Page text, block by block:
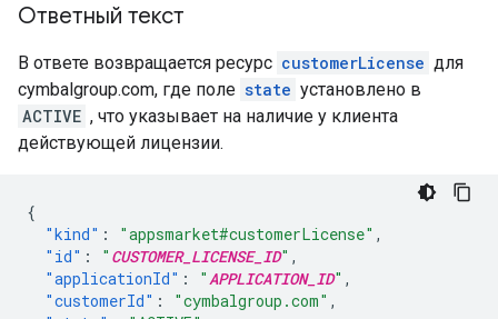
Ответный текст
В ответе возвращается ресурс customerLicense для
cymbalgroup.com, где поле state установлено в
ACTIVE , что указывает на наличие у клиента
действующей лицензии.
{
"kind" : "appsmarket#customerLicense" ,
"id" : " CUSTOMER_LICENSE_ID" ,
"applicationId" : "APPLICATION_ID" ,
"customerId" : "cymbalgroup.com" ,